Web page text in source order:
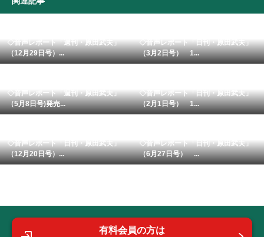
◇音声レポート「週刊・原田武夫」
（12月29日号）...
◇音声レポート「日刊・原田武夫」
（3月2日号） 1...
◇音声レポート「週刊・原田武夫」
（5月8日号)発売...
◇音声レポート「日刊・原田武夫」
（2月1日号） 1...
◇音声レポート「日刊・原田武夫」
（12月20日号）...
◇音声レポート「日刊・原田武夫」
（6月27日号） ...
有料会員の方は